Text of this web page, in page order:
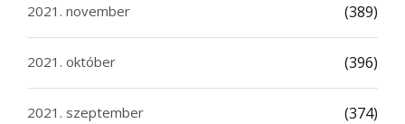
2021. november (389)
2021. október (396)
2021. szeptember (374)